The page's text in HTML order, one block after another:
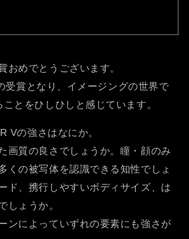
おめでとうございます。
受賞となり、イメージングの世界で
とをひしひしと感じています。
Vの強さはなにか。
画質の良さでしょうか。瞳・顔のみ
くの被写体を認識できる知性でしょ
ド、携行しやすいボディサイズ、は
しょうか。
ンによっていずれの要素にも強さが